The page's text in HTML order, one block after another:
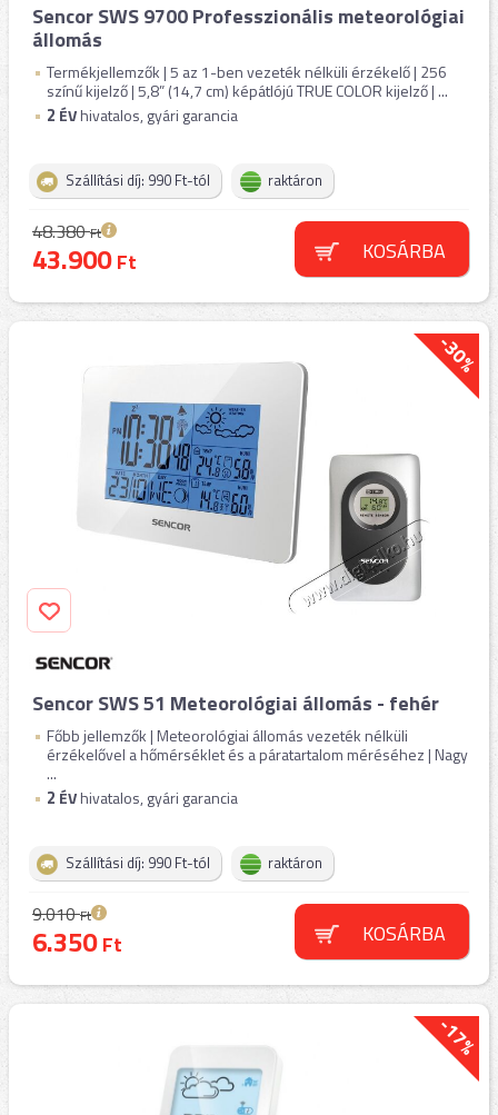
Sencor SWS 9700 Professzionális meteorológiai
állomás
Termékjellemzők | 5 az 1-ben vezeték nélküli érzékelő | 256
színű kijelző | 5,8” (14,7 cm) képátlójú TRUE COLOR kijelző | ...
2 ÉVhivatalos, gyári garancia
Szállítási díj: 990 Ft-tól raktáron
48.380Ft
43.900Ft KOSÁRBA
-30%
Sencor SWS 51 Meteorológiai állomás - fehér
Főbb jellemzők | Meteorológiai állomás vezeték nélküli
érzékelővel a hőmérséklet és a páratartalom méréséhez | Nagy
...
2 ÉVhivatalos, gyári garancia
Szállítási díj: 990 Ft-tól raktáron
9.010Ft
6.350Ft KOSÁRBA
-17%